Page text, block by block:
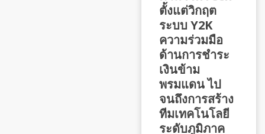
ตั้งแต่วิกฤต
ระบบ Y2K
ความร่วมมือ
ด้านการชำระ
เงินข้าม
พรมแดน ไป
จนถึงการสร้าง
ทีมเทคโนโลยี
ระดับภูมิภาค